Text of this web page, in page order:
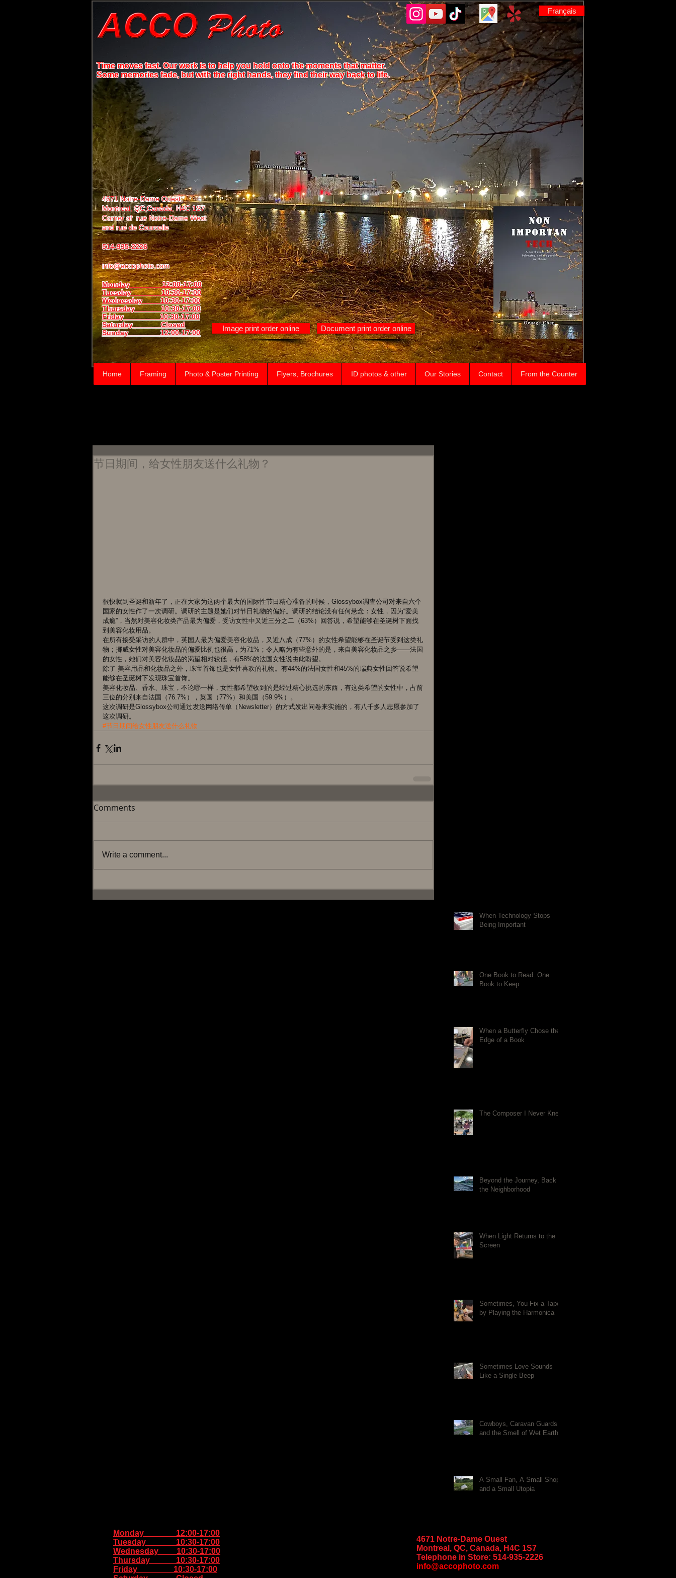
4671 Notre-Dame Ouest,
Montreal, QC,Canada, H4C 1S7
Corner of rue Notre-Dame West
andrue de Courcelle
514-935-2226
info@accophoto.com
Monday 12:00-17:00
Tuesday 10:30-17:00
Wednesday 10:30-17:00
Thursday10:30-17:00
Friday 10:30-17:00
Saturday Closed
Sunday12:00-17:00
Français
Home Framing Photo & Poster Printing Flyers, Brochures ID photos & other Our Stories Contact From the Counter
Time moves fast. Our work is to help you hold onto the moments that matter.
Some memories fade, but with the right hands, they find their way back to life.
Image print order online Document print order online
节日期间，给女性朋友送什么礼物？
很快就到圣诞和新年了，正在大家为这两个最大的国际性节日精心准备的时候，Glossybox调查公司对来自六个
国家的女性作了一次调研。调研的主题是她们对节日礼物的偏好。调研的结论没有任何悬念：女性，因为“爱美
成瘾”，当然对美容化妆类产品最为偏爱，受访女性中又近三分之二（63%）回答说，希望能够在圣诞树下面找
到美容化妆用品。
在所有接受采访的人群中，英国人最为偏爱美容化妆品，又近八成（77%）的女性希望能够在圣诞节受到这类礼
物；挪威女性对美容化妆品的偏爱比例也很高，为71%；令人略为有些意外的是，来自美容化妆品之乡——法国
的女性，她们对美容化妆品的渴望相对较低，有58%的法国女性说由此盼望。
除了 美容用品和化妆品之外，珠宝首饰也是女性喜欢的礼物。有44%的法国女性和45%的瑞典女性回答说希望
能够在圣诞树下发现珠宝首饰。
美容化妆品、香水、珠宝，不论哪一样，女性都希望收到的是经过精心挑选的东西，有这类希望的女性中，占前
三位的分别来自法国（76.7%），英国（77%）和美国（59.9%）。
这次调研是Glossybox公司通过发送网络传单（Newsletter）的方式发出问卷来实施的，有八千多人志愿参加了
这次调研。
#节日期间给女性朋友送什么礼物
Comments
Write a comment...
When Technology Stops
Being Important
One Book to Read. One
Book to Keep
When a Butterfly Chose the
Edge of a Book
The Composer I Never Knew
Beyond the Journey, Back to
the Neighborhood
When Light Returns to the
Screen
Sometimes, You Fix a Tape
by Playing the Harmonica
Sometimes Love Sounds
Like a Single Beep
Cowboys, Caravan Guards,
and the Smell of Wet Earth
A Small Fan, A Small Shop,
and a Small Utopia
Monday 12:00-17:00
Tuesday 10:30-17:00
Wednesday 10:30-17:00
Thursday 10:30-17:00
Friday 10:30-17:00
4671 Notre-Dame Ouest
Montreal, QC, Canada, H4C 1S7
Telephone in Store: 514-935-2226
info@accophoto.com